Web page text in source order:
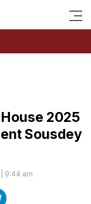
2025
Sousdey
9:44 am